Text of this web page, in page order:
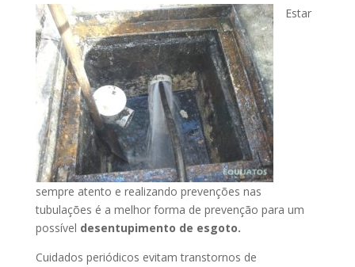
Estar
sempre atento e realizando prevenções nas
tubulações é a melhor forma de prevenção para um
possível desentupimento de esgoto.
Cuidados periódicos evitam transtornos de